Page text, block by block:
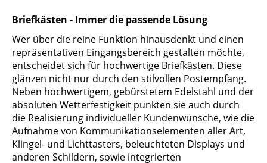
Briefkästen - Immer die passende Lösung
Wer über die reine Funktion hinausdenkt und einen
repräsentativen Eingangsbereich gestalten möchte,
entscheidet sich für hochwertige Briefkästen. Diese
glänzen nicht nur durch den stilvollen Postempfang.
Neben hochwertigem, gebürstetem Edelstahl und der
absoluten Wetterfestigkeit punkten sie auch durch
die Realisierung individueller Kundenwünsche, wie die
Aufnahme von Kommunikationselementen aller Art,
Klingel- und Lichttasters, beleuchteten Displays und
anderen Schildern, sowie integrierten